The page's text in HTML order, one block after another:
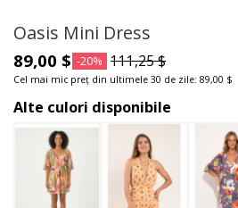
Oasis Mini Dress
89,00 $ -20% 111,25 $
Cel mai mic preț din ultimele 30 de zile: 89,00 $
Alte culori disponibile